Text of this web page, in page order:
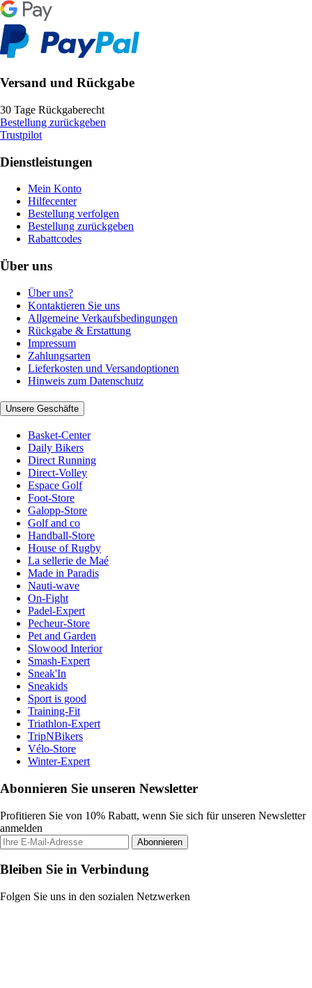
Versand und Rückgabe
30 Tage Rückgaberecht
Bestellung zurückgeben
Trustpilot
Dienstleistungen
Mein Konto
Hilfecenter
Bestellung verfolgen
Bestellung zurückgeben
Rabattcodes
Über uns
Über uns?
Kontaktieren Sie uns
Allgemeine Verkaufsbedingungen
Rückgabe & Erstattung
Impressum
Zahlungsarten
Lieferkosten und Versandoptionen
Hinweis zum Datenschutz
Unsere Geschäfte
Basket-Center
Daily Bikers
Direct Running
Direct-Volley
Espace Golf
Foot-Store
Galopp-Store
Golf and co
Handball-Store
House of Rugby
La sellerie de Maé
Made in Paradis
Nauti-wave
On-Fight
Padel-Expert
Pecheur-Store
Pet and Garden
Slowood Interior
Smash-Expert
Sneak'In
Sneakids
Sport is good
Training-Fit
Triathlon-Expert
TripNBikers
Vélo-Store
Winter-Expert
Abonnieren Sie unseren Newsletter
Profitieren Sie von 10% Rabatt, wenn Sie sich für unseren Newsletter
anmelden
Abonnieren
Bleiben Sie in Verbindung
Folgen Sie uns in den sozialen Netzwerken